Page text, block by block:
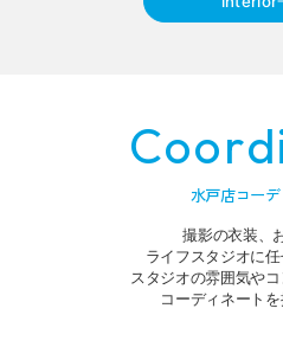
水戸店コー
撮影の衣装、
ライフスタジオに任
スタジオの雰囲気や
コーディネートを